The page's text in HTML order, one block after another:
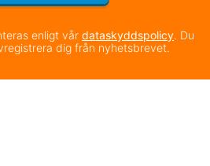
enligt vår dataskyddspolicy. Du
dig från nyhetsbrevet.